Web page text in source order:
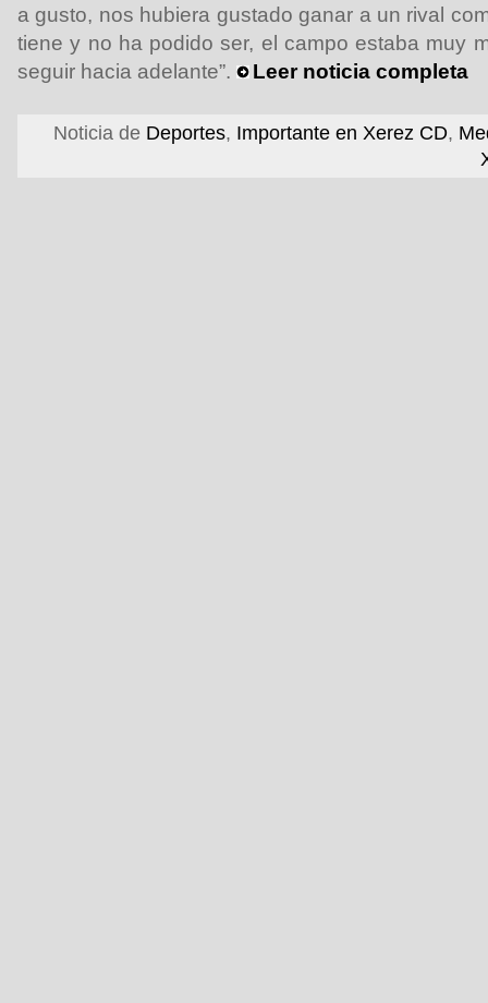
a gusto, nos hubiera gustado ganar a un rival
tiene y no ha podido ser, el campo estaba muy
seguir hacia adelante”.
Leer noticia completa
Noticia de Deportes, Importante en Xerez CD,